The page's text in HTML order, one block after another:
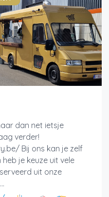
dan net ietsje
verder!
Bij ons kan je zelf
je keuze uit vele
uit onze